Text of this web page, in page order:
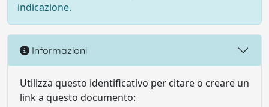
indicazione.
Informazioni
Utilizza questo identificativo per citare o creare un
link a questo documento: